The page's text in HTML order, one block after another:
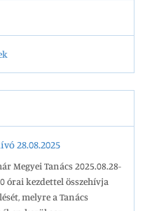
28.08.2025
Megyei Tanács 2025.08.28-
órai kezdettel összehívja
melyre a Tanács